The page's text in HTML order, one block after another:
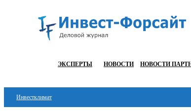
ЭКСПЕРТЫ НОВОСТИ НОВОСТИ
Инвестклимат